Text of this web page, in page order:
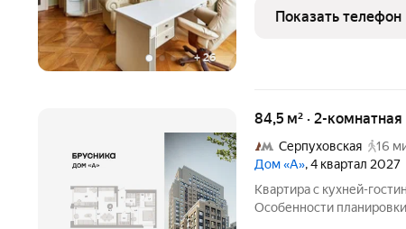
+26
подчеркнуты каждой
не приемлет
Показать телефон
84,5 м² · 2-
Серпуховская
16
Дом «А», 4 квартал 2027
Квартира с кухней-
Особенности